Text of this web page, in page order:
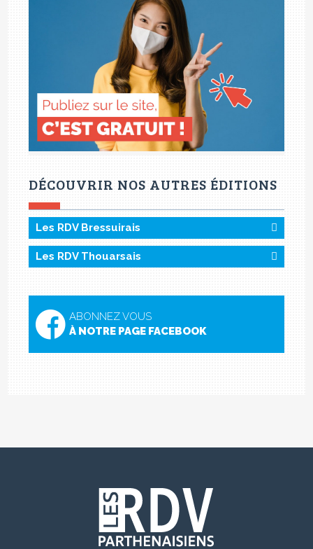
DÉCOUVRIR NOS AUTRES ÉDITIONS
Les RDV Bressuirais
Les RDV Thouarsais
ABONNEZ VOUS
À NOTRE PAGE FACEBOOK